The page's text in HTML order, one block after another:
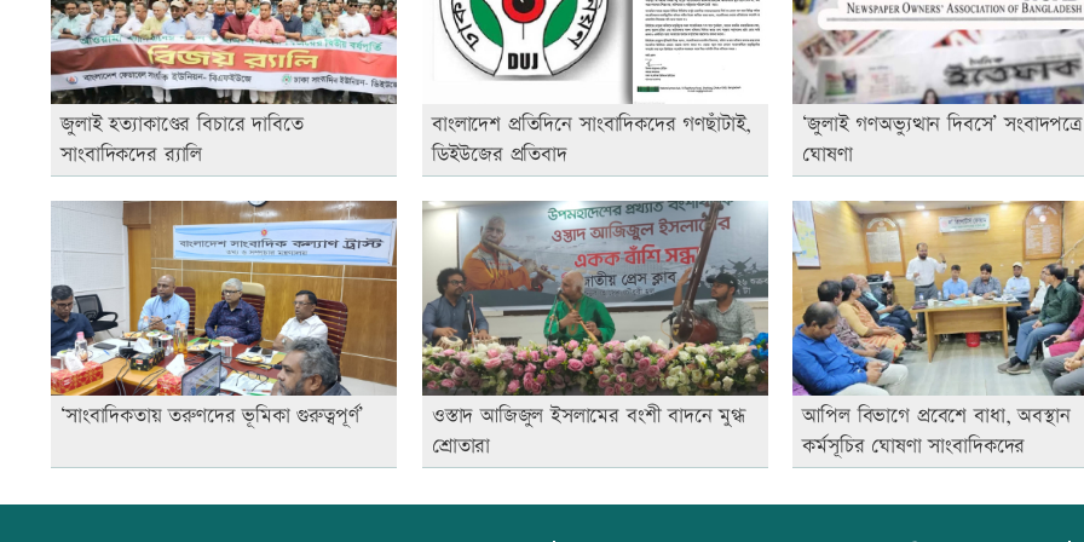
জুলাই হত্যাকাণ্ডের বিচারে দাবিতে
সাংবাদিকদের র‍্যালি
বাংলাদেশ প্রতিদিনে সাংবাদিকদের গণছাঁটাই,
ডিইউজের প্রতিবাদ
‘জুলাই গণঅভ্যুত্থান দিবসে’
ঘোষণা
‘সাংবাদিকতায় তরুণদের ভূমিকা গুরুত্বপূর্ণ’
ওস্তাদ আজিজুল ইসলামের বংশী বাদনে মুগ্ধ
শ্রোতারা
আপিল বিভাগে প্রবেশে বাধা, অবস্থান
কর্মসূচির ঘোষণা সাংবাদিকদের